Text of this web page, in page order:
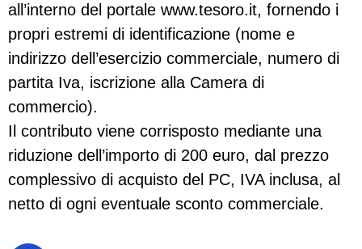
all’interno del portale www.tesoro.it, fornendo i
propri estremi di identificazione (nome e
indirizzo dell’esercizio commerciale, numero di
partita Iva, iscrizione alla Camera di
commercio).
Il contributo viene corrisposto mediante una
riduzione dell’importo di 200 euro, dal prezzo
complessivo di acquisto del PC, IVA inclusa, al
netto di ogni eventuale sconto commerciale.